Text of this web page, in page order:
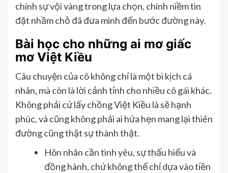
chính sự vội vàng trong lựa chọn, chính niềm tin
đặt nhầm chỗ đã đưa mình đến bước đường này.
Bài học cho những ai mơ giấc
mơ Việt Kiều
Câu chuyện của cô không chỉ là một bi kịch cá
nhân, mà còn là lời cảnh tỉnh cho nhiều cô gái khác.
Không phải cứ lấy chồng Việt Kiều là sẽ hạnh
phúc, và cũng không phải ai hứa hẹn mang lại thiên
đường cũng thật sự thành thật.
Hôn nhân cần tình yêu, sự thấu hiểu và
đồng hành, chứ không thể chỉ dựa vào tiền